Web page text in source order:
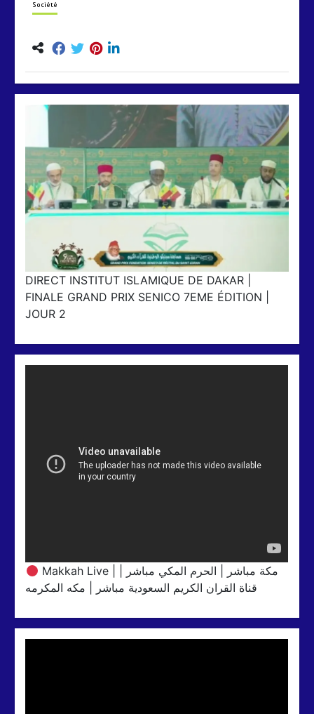
Société
DIRECT INSTITUT ISLAMIQUE DE DAKAR |
FINALE GRAND PRIX SENICO 7EME ÉDITION |
JOUR 2
Makkah Live | مكة مباشر | الحرم المكي مباشر |
قناة القران الكريم السعودية مباشر | مكه المكرمه